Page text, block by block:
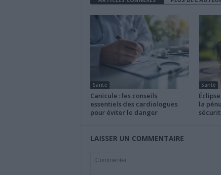
Santé
Canicule : les conseils
essentiels des cardiologues
pour éviter le danger
Santé
la
LAISSER UN COMMENTAIRE